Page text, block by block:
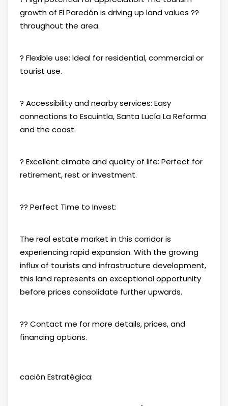
growth of El Paredón is driving up land values ??
throughout the area.
? Flexible use: Ideal for residential, commercial or
tourist use.
? Accessibility and nearby services: Easy
connections to Escuintla, Santa Lucía La Reforma
and the coast.
? Excellent climate and quality of life: Perfect for
retirement, rest or investment.
?? Perfect Time to Invest:
The real estate market in this corridor is
experiencing rapid expansion. With the growing
influx of tourists and infrastructure development,
this land represents an exceptional opportunity
before prices consolidate further upwards.
?? Contact me for more details, prices, and
financing options.
cación Estratégica: